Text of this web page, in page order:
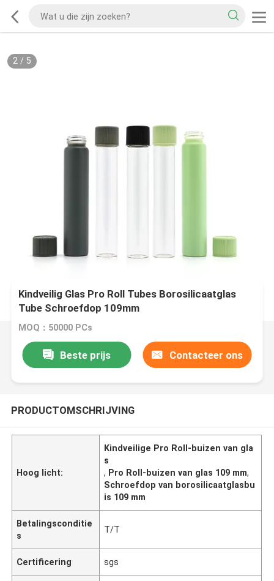
2/ 5
Kindveilig Glas Pro Roll Tubes Borosilicaatglas
Tube Schroefdop 109mm
MOQ：50000 PCs
Beste prijs Contacteer ons
PRODUCTOMSCHRIJVING
Hoog licht:
Kindveilige Pro Roll-buizen van gla
s
, Pro Roll-buizen van glas 109 mm,
Schroefdop van borosilicaatglasbu
is 109 mm
Betalingsconditie
s
T/T
Certificering sgs